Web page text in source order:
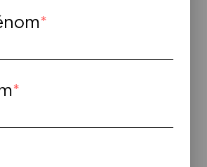
& Guillaume Chauchat,